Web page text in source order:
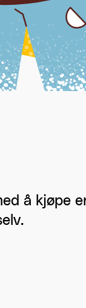
å kjøpe